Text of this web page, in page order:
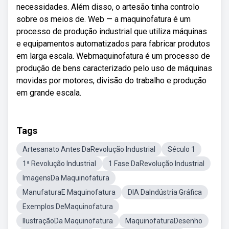
necessidades. Além disso, o artesão tinha controlo
sobre os meios de. Web — a maquinofatura é um
processo de produção industrial que utiliza máquinas
e equipamentos automatizados para fabricar produtos
em larga escala. Webmaquinofatura é um processo de
produção de bens caracterizado pelo uso de máquinas
movidas por motores, divisão do trabalho e produção
em grande escala.
Tags
Artesanato Antes DaRevolução Industrial
Século 1
1ª Revolução Industrial
1 Fase DaRevolução Industrial
ImagensDa Maquinofatura
ManufaturaE Maquinofatura
DIA DaIndústria Gráfica
Exemplos DeMaquinofatura
IlustraçãoDa Maquinofatura
MaquinofaturaDesenho